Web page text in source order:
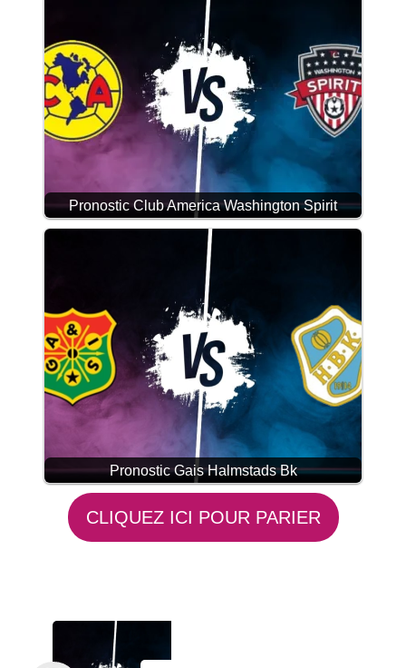
Pronostic Club America Washington Spirit
Pronostic Gais Halmstads Bk
CLIQUEZ ICI POUR PARIER